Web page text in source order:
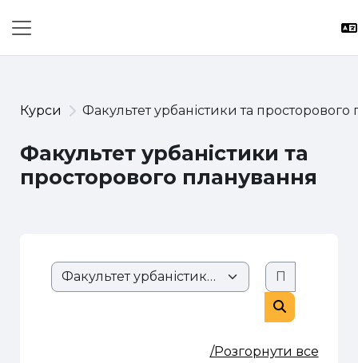
Курси Факультет урбаністики та
Факультет урбаністики та
просторового планування
Розділи сайту
Пошук
/Розгорнути все